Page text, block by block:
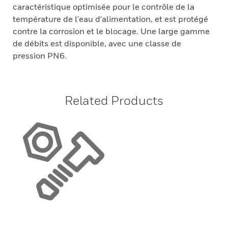
caractéristique optimisée pour le contrôle de la
température de l'eau d'alimentation, et est protégé
contre la corrosion et le blocage. Une large gamme
de débits est disponible, avec une classe de
pression PN6.
Related Products